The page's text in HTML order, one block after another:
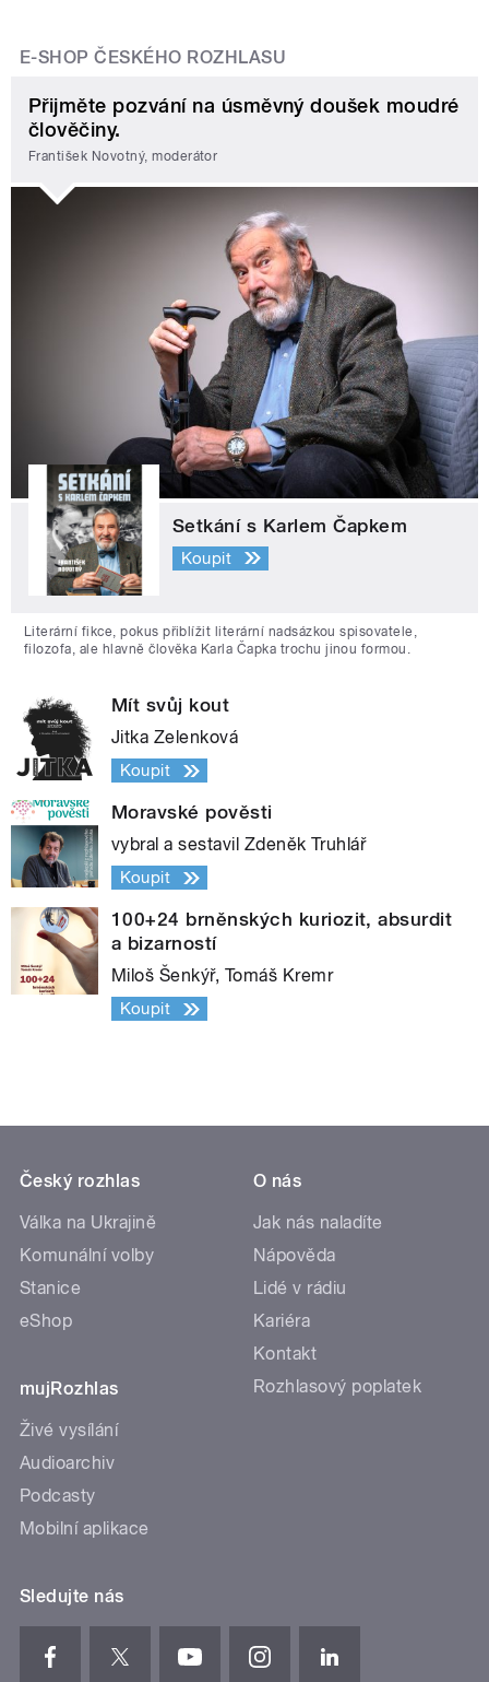
E-SHOP ČESKÉHO ROZHLASU
Přijměte pozvání na úsměvný doušek moudré
člověčiny.
František Novotný, moderátor
Setkání s Karlem Čapkem
Koupit
Literární fikce, pokus přiblížit literární nadsázkou spisovatele,
filozofa, ale hlavně člověka Karla Čapka trochu jinou formou.
Mít svůj kout
Jitka Zelenková
Koupit
Moravské pověsti
vybral a sestavil Zdeněk Truhlář
Koupit
100+24 brněnských kuriozit, absurdit
a bizarností
Miloš Šenkýř, Tomáš Kremr
Koupit
Český rozhlas
Válka na Ukrajině
Komunální volby
Stanice
eShop
mujRozhlas
Živé vysílání
Audioarchiv
Podcasty
Mobilní aplikace
O nás
Jak nás naladíte
Nápověda
Lidé v rádiu
Kariéra
Kontakt
Rozhlasový poplatek
Sledujte nás